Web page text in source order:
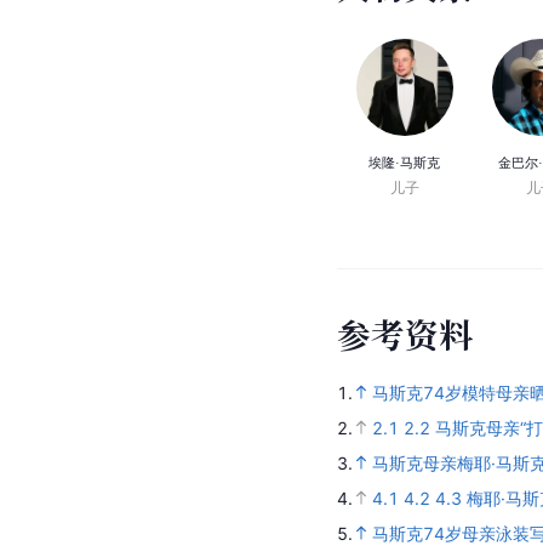
埃隆·马斯克
儿子
金巴尔
参考资料
1.
马斯克74岁模特母亲
2.
2.1 2.2 马斯克母亲“
3.
马斯克母亲梅耶·马斯
4.
4.1 4.2 4.3 梅耶·马
5.
马斯克74岁母亲泳装